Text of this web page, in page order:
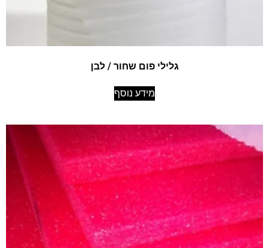
גלילי פום שחור / לבן
מידע נוסף